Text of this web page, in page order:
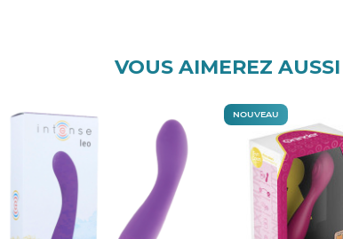
VOUS AIMEREZ AUSSI
NOUVEAU